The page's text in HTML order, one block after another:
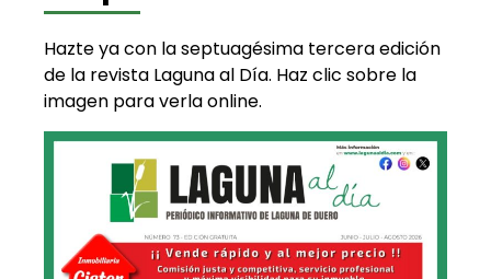
Hazte ya con la septuagésima tercera edición
de la revista Laguna al Día. Haz clic sobre la
imagen para verla online.